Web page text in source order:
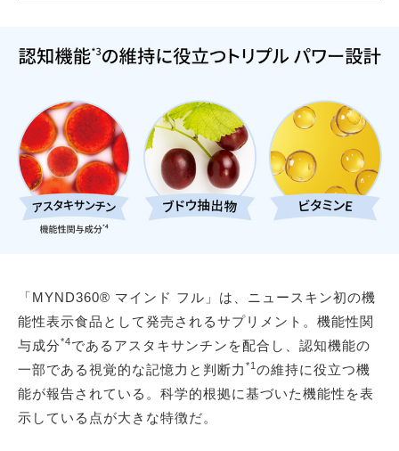
「MYND360® マインド フル」は、ニュースキン初の機
能性表示食品として発売されるサプリメント。機能性関
与成分*4であるアスタキサンチンを配合し、認知機能の
一部である視覚的な記憶力と判断力 *1 の維持に役立つ機
能が報告されている。科学的根拠に基づいた機能性を表
示している点が大きな特徴だ。